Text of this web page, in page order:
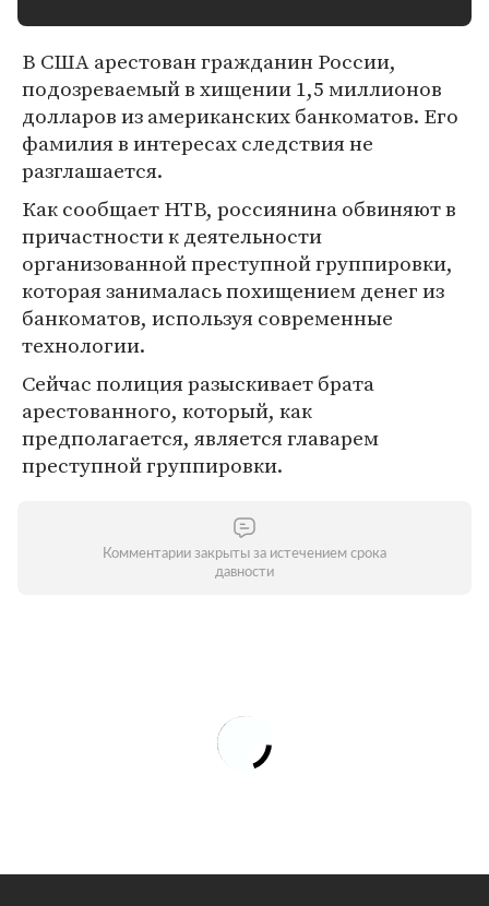
В США арестован гражданин России,
подозреваемый в хищении 1,5 миллионов
долларов из американских банкоматов. Его
фамилия в интересах следствия не
разглашается.
Как сообщает НТВ, россиянина обвиняют в
причастности к деятельности
организованной преступной группировки,
которая занималась похищением денег из
банкоматов, используя современные
технологии.
Сейчас полиция разыскивает брата
арестованного, который, как
предполагается, является главарем
преступной группировки.
Комментарии закрыты за истечением срока
давности